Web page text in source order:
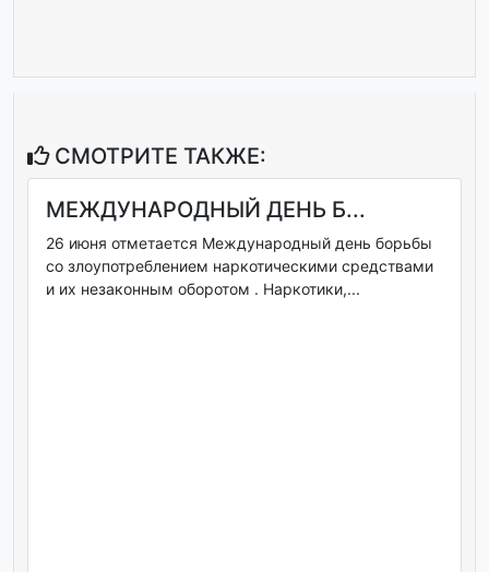
СМОТРИТЕ ТАКЖЕ:
МЕЖДУНАРОДНЫЙ ДЕНЬ Б...
26 июня отметается Международный день борьбы
со злоупотреблением наркотическими средствами
и их незаконным оборотом . Наркотики,...